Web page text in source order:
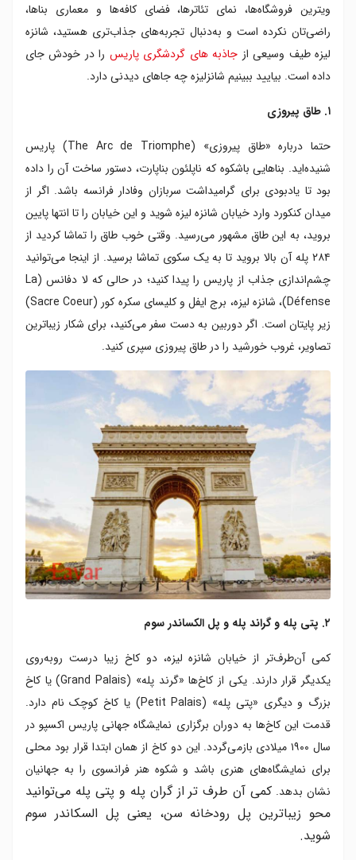
ویترین فروشگاه‌ها، نمای تئاترها، فضای کافه‌ها و معماری بناها،
راضی‌تان نکرده است و به‌دنبال تجربه‌های جذاب‌تری هستید، شانزه
لیزه طیف وسیعی از جاذبه های گردشگری پاریس را در خودش جای
داده است. بیایید ببینیم شانزلیزه چه جاهای دیدنی دارد.
۱. طاق پیروزی
حتما درباره «طاق پیروزی» (The Arc de Triomphe) پاریس
شنیده‌اید. بناهایی باشکوه که ناپلئون بناپارت، دستور ساخت آن را داده
بود تا یادبودی برای گرامیداشت سربازان وفادار فرانسه باشد. اگر از
میدان کنکورد وارد خیابان شانزه لیزه شوید و این خیابان را تا انتها پایین
بروید، به این طاق مشهور می‌رسید. وقتی خوب طاق را تماشا کردید از
۲۸۴ پله آن بالا بروید تا به یک سکوی تماشا برسید. از اینجا می‌توانید
چشم‌اندازی جذاب از پاریس را پیدا کنید؛ در حالی که لا دفانس (La
Défense)، شانزه لیزه، برج ایفل و کلیسای سکره کور (Sacre Coeur)
زیر پایتان است. اگر دوربین به دست سفر می‌کنید، برای شکار زیباترین
تصاویر، غروب خورشید را در طاق پیروزی سپری کنید.
۲. پتی پله و گراند پله و پل الکساندر سوم
کمی آن‌طرف‌تر از خیابان شانزه لیزه، دو کاخ زیبا درست روبه‌روی
یکدیگر قرار دارند. یکی از کاخ‌ها «گرند پله» (Grand Palais) یا کاخ
بزرگ و دیگری «پتی پله» (Petit Palais) یا کاخ کوچک نام دارد.
قدمت این کاخ‌ها به دوران برگزاری نمایشگاه جهانی پاریس اکسپو در
سال ۱۹۰۰ میلادی بازمی‌گردد. این دو کاخ از همان ابتدا قرار بود محلی
برای نمایشگاه‌های هنری باشد و شکوه هنر فرانسوی را به جهانیان
نشان بدهد. کمی آن طرف تر از گران پله و پتی پله می‌توانید
محو زیباترین پل رودخانه سن، یعنی پل السکاندر سوم
شوید.